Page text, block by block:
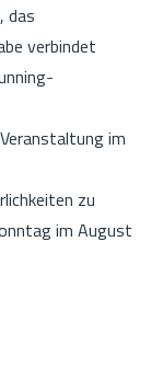
das
verbindet
im
zu
im August